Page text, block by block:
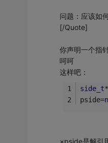
问题：应该如
[/Quote]
你声明一个指
呵呵
这样吧：
side_t
pside=
×pside是解引